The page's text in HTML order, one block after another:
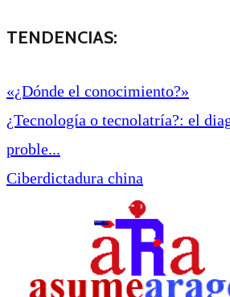
TENDENCIAS:
«¿Dónde el conocimiento?»
¿Tecnología o tecnolatría?: el
proble...
Ciberdictadura china